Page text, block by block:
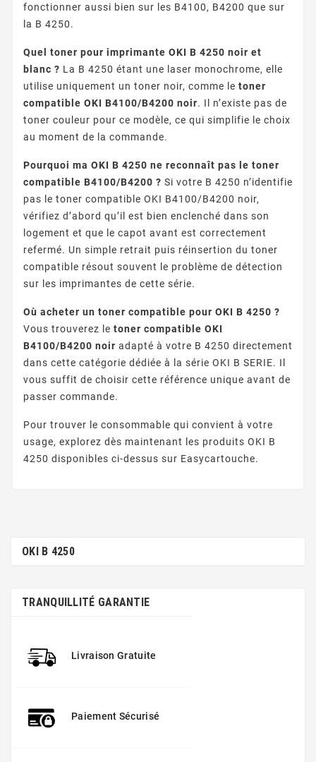
fonctionner aussi bien sur les B4100, B4200 que sur
la B 4250.
Quel toner pour imprimante OKI B 4250 noir et
blanc ? La B 4250 étant une laser monochrome, elle
utilise uniquement un toner noir, comme le toner
compatible OKI B4100/B4200 noir. Il n’existe pas de
toner couleur pour ce modèle, ce qui simplifie le choix
au moment de la commande.
Pourquoi ma OKI B 4250 ne reconnaît pas le toner
compatible B4100/B4200 ? Si votre B 4250 n’identifie
pas le toner compatible OKI B4100/B4200 noir,
vérifiez d’abord qu’il est bien enclenché dans son
logement et que le capot avant est correctement
refermé. Un simple retrait puis réinsertion du toner
compatible résout souvent le problème de détection
sur les imprimantes de cette série.
Où acheter un toner compatible pour OKI B 4250 ?
Vous trouverez le toner compatible OKI
B4100/B4200 noir adapté à votre B 4250 directement
dans cette catégorie dédiée à la série OKI B SERIE. Il
vous suffit de choisir cette référence unique avant de
passer commande.
Pour trouver le consommable qui convient à votre
usage, explorez dès maintenant les produits OKI B
4250 disponibles ci-dessus sur Easycartouche.
OKI B 4250
TRANQUILLITÉ GARANTIE
Livraison Gratuite
Paiement Sécurisé